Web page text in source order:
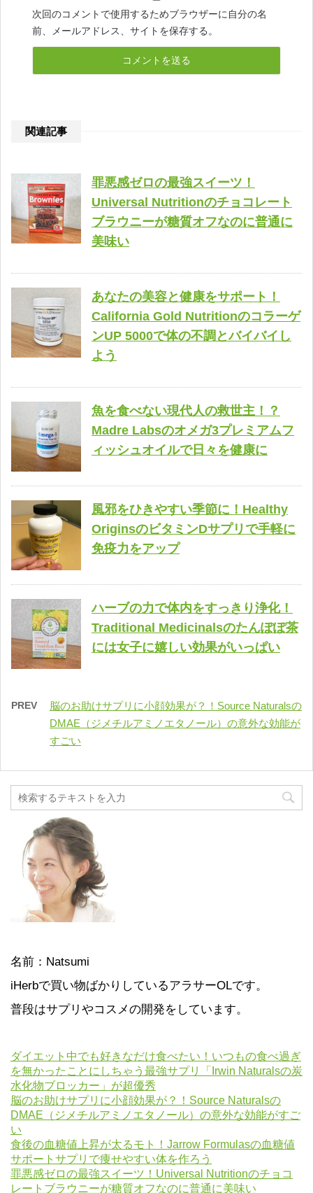
次回のコメントで使用するためブラウザーに自分の名
前、メールアドレス、サイトを保存する。
関連記事
罪悪感ゼロの最強スイーツ！
Universal Nutritionのチョコレート
ブラウニーが糖質オフなのに普通に
美味い
あなたの美容と健康をサポート！
California Gold Nutritionのコラーゲ
ンUP 5000で体の不調とバイバイし
よう
魚を食べない現代人の救世主！？
Madre Labsのオメガ3プレミアムフ
ィッシュオイルで日々を健康に
風邪をひきやすい季節に！Healthy
OriginsのビタミンDサプリで手軽に
免疫力をアップ
ハーブの力で体内をすっきり浄化！
Traditional Medicinalsのたんぽぽ茶
には女子に嬉しい効果がいっぱい
PREV
脳のお助けサプリに小顔効果が？！Source Naturalsの
DMAE（ジメチルアミノエタノール）の意外な効能が
すごい
名前：Natsumi
iHerbで買い物ばかりしているアラサーOLです。
普段はサプリやコスメの開発をしています。
ダイエット中でも好きなだけ食べたい！いつもの食べ過ぎ
を無かったことにしちゃう最強サプリ「Irwin Naturalsの炭
水化物ブロッカー」が超優秀
脳のお助けサプリに小顔効果が？！Source Naturalsの
DMAE（ジメチルアミノエタノール）の意外な効能がすご
い
食後の血糖値上昇が太るモト！Jarrow Formulasの血糖値
サポートサプリで痩せやすい体を作ろう
罪悪感ゼロの最強スイーツ！Universal Nutritionのチョコ
レートブラウニーが糖質オフなのに普通に美味い